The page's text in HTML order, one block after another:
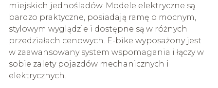
miejskich jednośladów. Modele elektryczne są
bardzo praktyczne, posiadają ramę o mocnym,
stylowym wyglądzie i dostępne są w różnych
przedziałach cenowych. E-bike wyposażony jest
w zaawansowany system wspomagania i łączy w
sobie zalety pojazdów mechanicznych i
elektrycznych.